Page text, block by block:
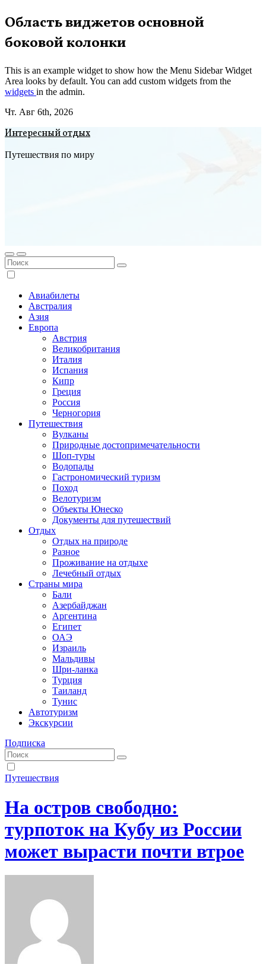
Перейти
к
содержимому
Область виджетов основной
боковой колонки
This is an example widget to show how the Menu Sidebar Widget
Area looks by default. You can add custom widgets from the
widgets in the admin.
Чт. Авг 6th, 2026
Интересный отдых
Путешествия по миру
Авиабилеты
Австралия
Азия
Европа
Австрия
Великобритания
Италия
Испания
Кипр
Греция
Россия
Черногория
Путешествия
Вулканы
Природные достопримечательности
Шоп-туры
Водопады
Гастрономический туризм
Поход
Велотуризм
Объекты Юнеско
Документы для путешествий
Отдых
Отдых на природе
Разное
Проживание на отдыхе
Лечебный отдых
Страны мира
Бали
Азербайджан
Аргентина
Египет
ОАЭ
Израиль
Мальдивы
Шри-ланка
Турция
Таиланд
Тунис
Автотуризм
Экскурсии
Подписка
Путешествия
На остров свободно:
турпоток на Кубу из России
может вырасти почти втрое